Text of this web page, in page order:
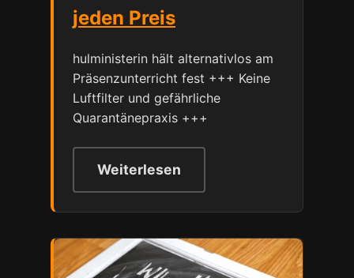
jeden Preis
hulministerin hält alternativlos am
Präsenzunterricht fest +++ Keine
Luftfilter und gefährliche
Quarantänepraxis +++
Weiterlesen